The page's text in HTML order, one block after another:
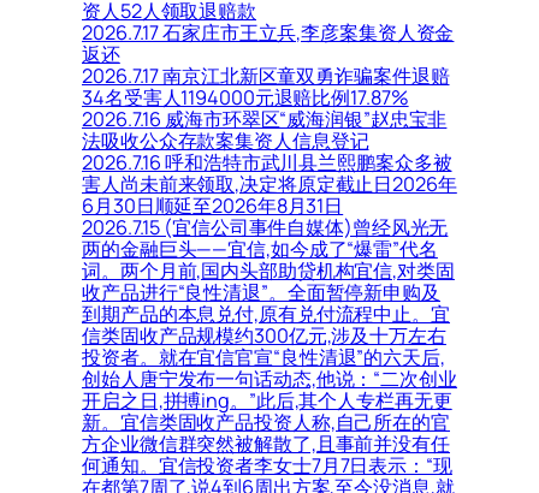
资人52人领取退赔款
2026.7.17 石家庄市王立兵,李彦案集资人资金
返还
2026.7.17 南京江北新区童双勇诈骗案件退赔
34名受害人1194000元退赔比例17.87%
2026.7.16 威海市环翠区“威海润银”赵忠宝非
法吸收公众存款案集资人信息登记
2026.7.16 呼和浩特市武川县兰熙鹏案众多被
害人尚未前来领取,决定将原定截止日2026年
6月30日顺延至2026年8月31日
2026.7.15 (宜信公司事件自媒体)曾经风光无
两的金融巨头——宜信,如今成了“爆雷”代名
词。两个月前,国内头部助贷机构宜信,对类固
收产品进行“良性清退”。全面暂停新申购及
到期产品的本息兑付,原有兑付流程中止。宜
信类固收产品规模约300亿元,涉及十万左右
投资者。就在宜信官宣“良性清退”的六天后,
创始人唐宁发布一句话动态,他说：“二次创业
开启之日,拼搏ing。”此后,其个人专栏再无更
新。宜信类固收产品投资人称,自己所在的官
方企业微信群突然被解散了,且事前并没有任
何通知。宜信投资者李女士7月7日表示：“现
在都第7周了,说4到6周出方案,至今没消息,就